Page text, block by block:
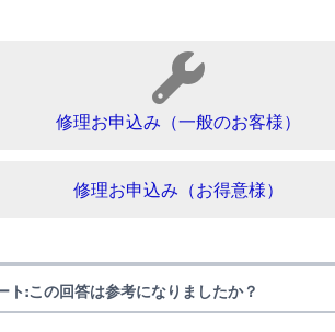
修理お申込み（一般のお客様）
修理お申込み（お得意様）
ト:この回答は参考になりましたか？